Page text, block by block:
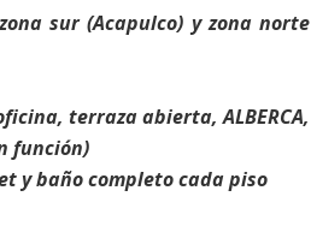
sur (Acapulco) y zona norte
terraza abierta, ALBERCA,
función)
y baño completo cada piso